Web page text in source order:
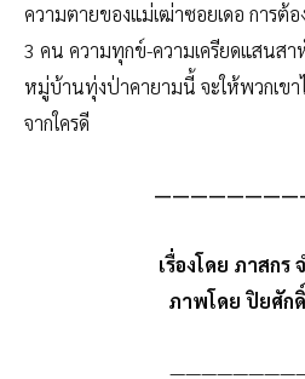
ความตายของแม่เฒ่าซอยเดอ การต้อ
3 คน ความทุกข์-ความเครียดแสนสา
หมู่บ้านทุ่งป่าคายามนี้ จะให้พวกเขา
จากใครดี
เรื่องโดย ภาสกร
ภาพโดย ปิยศัก